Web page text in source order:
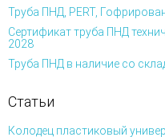
Труба ПНД, PERT,
Сертификат труба ПНД
2028
Труба ПНД в наличие со
Статьи
Колодец пластиковый